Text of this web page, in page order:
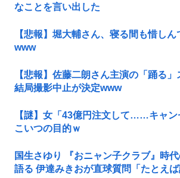
なことを言い出した
【悲報】堀大輔さん、寝る間も惜しん
www
【悲報】佐藤二朗さん主演の「踊る」
結局撮影中止が決定www
【謎】女「43億円注文して……キャ
こいつの目的ｗ
国生さゆり 『おニャン子クラブ』時
語る 伊達みきおが直球質問「たとえば